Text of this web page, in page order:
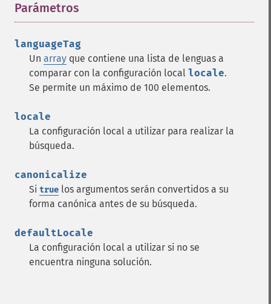
Parámetros
languageTag
Un array que contiene una lista de lenguas a
comparar con la configuración local locale.
Se permite un máximo de 100 elementos.
locale
La configuración local a utilizar para realizar la
búsqueda.
canonicalize
Si true los argumentos serán convertidos a su
forma canónica antes de su búsqueda.
defaultLocale
La configuración local a utilizar si no se
encuentra ninguna solución.